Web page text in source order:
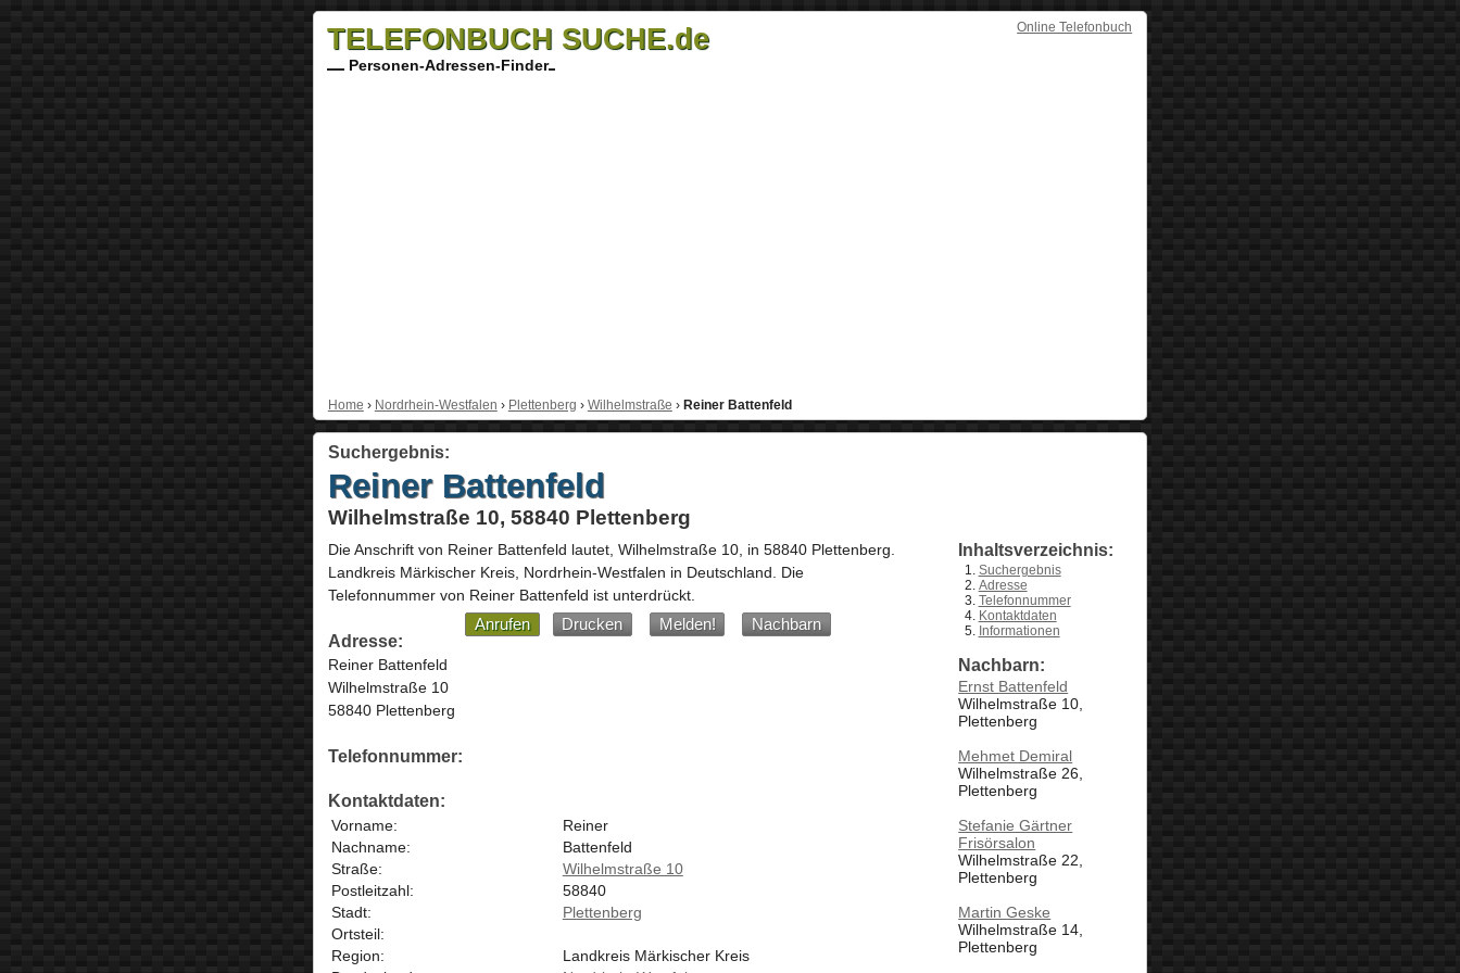
Online Telefonbuch
TELEFONBUCH SUCHE.de
Personen-Adressen-Finder
Home › Nordrhein-Westfalen › Plettenberg › Wilhelmstraße › Reiner Battenfeld
Suchergebnis:
Reiner Battenfeld
Wilhelmstraße 10, 58840 Plettenberg
Die Anschrift von Reiner Battenfeld lautet, Wilhelmstraße 10, in 58840 Plettenberg
Landkreis Märkischer Kreis, Nordrhein-Westfalen in Deutschland
Die
Telefonnummer von Reiner Battenfeld ist unterdrückt.
Anrufen Drucken Melden!
Nachbarn
Adresse:
Reiner Battenfeld
Wilhelmstraße 10
58840 Plettenberg
Telefonnummer:
Kontaktdaten:
Vorname:
Reiner
Nachname:
Battenfeld
Straße:
Wilhelmstraße 10
Postleitzahl:
58840
Stadt:
Plettenberg
Ortsteil:
Region:
Landkreis Märkischer Kreis
Inhaltsverzeichnis:
Suchergebnis
Adresse
Telefonnummer
Kontaktdaten
Informationen
Nachbarn:
Ernst Battenfeld
Wilhelmstraße 10,
Plettenberg
Mehmet Demiral
Wilhelmstraße 26,
Plettenberg
Stefanie Gärtner
Frisörsalon
Wilhelmstraße 22,
Plettenberg
Martin Geske
Wilhelmstraße 14,
Plettenberg